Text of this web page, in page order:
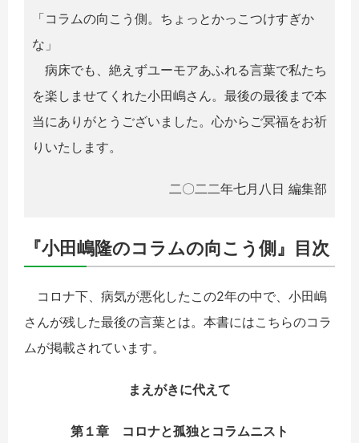
「コラムの向こう側。ちょっとかっこつけすぎか
な」
病床でも、絶えずユーモアあふれる言葉で私たち
を楽しませてくれた小田嶋さん。最後の最後まで本
当にありがとうございました。心からご冥福をお祈
りいたします。
二〇二二年七月八日 編集部
『小田嶋隆のコラムの向こう側』目次
コロナ下、病気が悪化したこの2年の中で、小田嶋
さんが残した最後の言葉とは。本書にはこちらのコラ
ムが掲載されています。
まえがきに代えて
第１章 コロナと孤独とコラムニスト